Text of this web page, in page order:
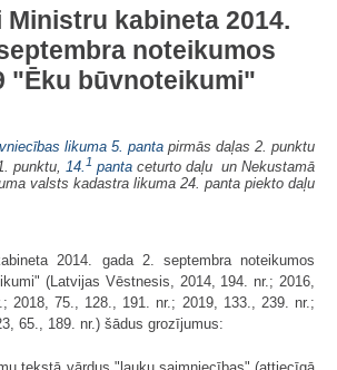
Ministru kabineta 2014.
noteikumos
"Ēku būvnoteikumi"
likuma 5. panta pirmās daļas 2. punktu
punktu, 14. 1 panta ceturto daļu un Nekustamā
valsts kadastra likuma 24. panta piekto daļu
2014. gada 2. septembra noteikumos
(Latvijas Vēstnesis, 2014, 194. nr.; 2016,
2018, 75., 128., 191. nr.; 2019, 133., 239. nr.;
65., 189. nr.) šādus grozījumus: